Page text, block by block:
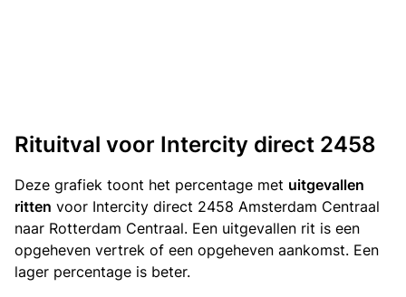
Rituitval voor Intercity direct 2458
Deze grafiek toont het percentage met uitgevallen
ritten voor Intercity direct 2458 Amsterdam Centraal
naar Rotterdam Centraal. Een uitgevallen rit is een
opgeheven vertrek of een opgeheven aankomst. Een
lager percentage is beter.